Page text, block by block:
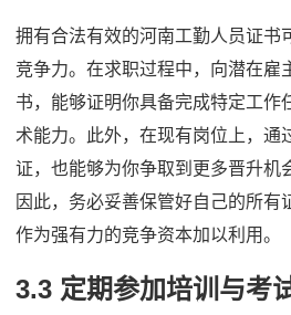
拥有合法有效的河南工勤人员证书
竞争力。在求职过程中，向潜在雇
书，能够证明你具备完成特定工作
术能力。此外，在现有岗位上，通
证，也能够为你争取到更多晋升机
因此，务必妥善保管好自己的所有
作为强有力的竞争资本加以利用。
3.3 定期参加培训与考